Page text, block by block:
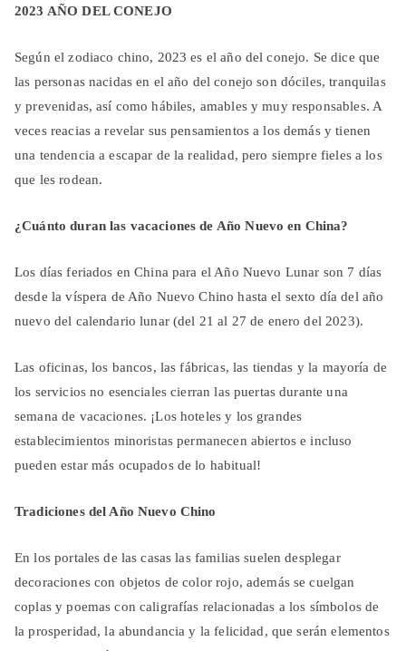
2023 AÑO DEL CONEJO
Según el zodiaco chino, 2023 es el año del conejo. Se dice que
las personas nacidas en el año del conejo son dóciles, tranquilas
y prevenidas, así como hábiles, amables y muy responsables. A
veces reacias a revelar sus pensamientos a los demás y tienen
una tendencia a escapar de la realidad, pero siempre fieles a los
que les rodean.
¿Cuánto duran las vacaciones de Año Nuevo en China?
Los días feriados en China para el Año Nuevo Lunar son 7 días
desde la víspera de Año Nuevo Chino hasta el sexto día del año
nuevo del calendario lunar (del 21 al 27 de enero del 2023).
Las oficinas, los bancos, las fábricas, las tiendas y la mayoría de
los servicios no esenciales cierran las puertas durante una
semana de vacaciones. ¡Los hoteles y los grandes
establecimientos minoristas permanecen abiertos e incluso
pueden estar más ocupados de lo habitual!
Tradiciones del Año Nuevo Chino
En los portales de las casas las familias suelen desplegar
decoraciones con objetos de color rojo, además se cuelgan
coplas y poemas con caligrafías relacionadas a los símbolos de
la prosperidad, la abundancia y la felicidad, que serán elementos